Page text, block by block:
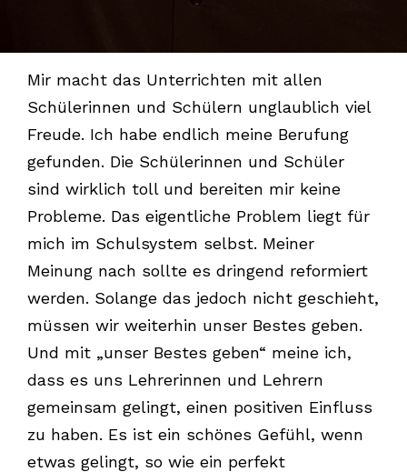
Mir macht das Unterrichten mit allen
Schülerinnen und Schülern unglaublich viel
Freude. Ich habe endlich meine Berufung
gefunden. Die Schülerinnen und Schüler
sind wirklich toll und bereiten mir keine
Probleme. Das eigentliche Problem liegt für
mich im Schulsystem selbst. Meiner
Meinung nach sollte es dringend reformiert
werden. Solange das jedoch nicht geschieht,
müssen wir weiterhin unser Bestes geben.
Und mit „unser Bestes geben“ meine ich,
dass es uns Lehrerinnen und Lehrern
gemeinsam gelingt, einen positiven Einfluss
zu haben. Es ist ein schönes Gefühl, wenn
etwas gelingt, so wie ein perfekt